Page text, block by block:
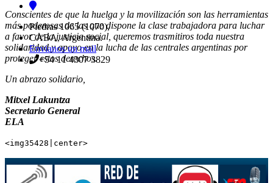
Conscientes de que la huelga y la movilización son las herramientas
más poderosas de las que dispone la clase trabajadora para luchar
a favor de la justicia social, queremos trasmitiros toda nuestra
solidaridad y apoyo en la lucha de las centrales argentinas por
proteger estos derechos.
Un abrazo solidario,
Mitxel Lakuntza
Secretario General
ELA
<img35428|center>
Piedras 1065 (1070),
CABA, Argentina.
Envianos un mail
+54 11 4307 3829